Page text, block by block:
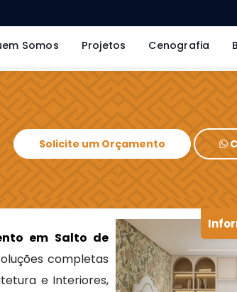
Somos Projetos Cenografia
Solicite um Orçamento
em Salto de
completas
e Interiores,